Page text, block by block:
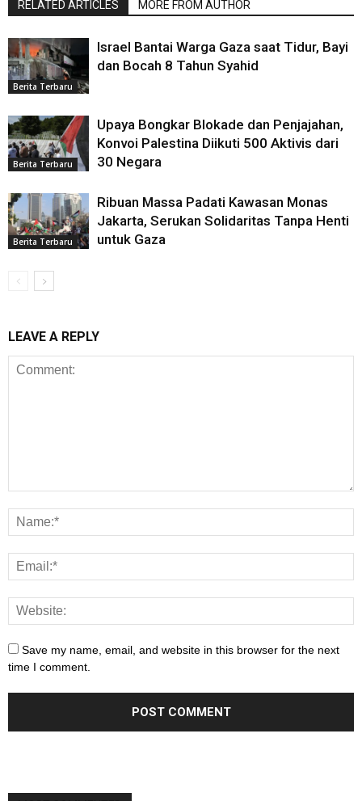
RELATED ARTICLES MORE FROM AUTHOR
Berita Terbaru
Israel Bantai Warga Gaza saat Tidur, Bayi
dan Bocah 8 Tahun Syahid
Berita Terbaru
Upaya Bongkar Blokade dan Penjajahan,
Konvoi Palestina Diikuti 500 Aktivis dari
30 Negara
Berita Terbaru
Ribuan Massa Padati Kawasan Monas
Jakarta, Serukan Solidaritas Tanpa Henti
untuk Gaza
LEAVE A REPLY
Save my name, email, and website in this browser for the next
time I comment.